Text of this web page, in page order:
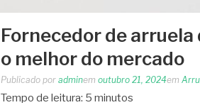
Fornecedor de
o melhor do mercado
Publicado por adminem outubro 21, 2024em
Tempo de leitura: 5 minutos